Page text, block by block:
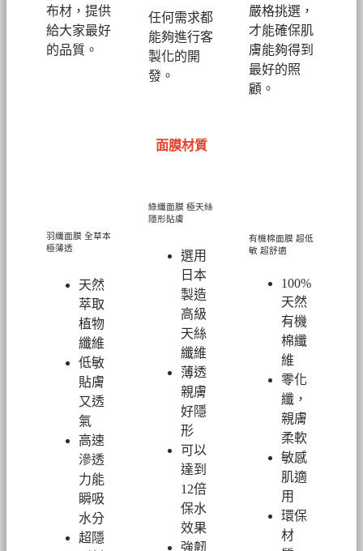
布材，提供
給大家最好
的品質。
任何需求都
能夠進行客
製化的開
發。
嚴格挑選，
才能確保肌
膚能夠得到
最好的照
顧。
面膜材質
羽纖面膜 全草本
極薄透
天然
萃取
植物
纖維
低敏
貼膚
又透
氣
高速
滲透
力能
瞬吸
水分
超隱
綠纖面膜 極天絲
隱形貼膚
選用
日本
製造
高級
天絲
纖維
薄透
親膚
好隱
形
可以
達到
12倍
保水
效果
強韌
有機棉面膜 超低
敏 超舒適
100%
天然
有機
棉纖
維
零化
纖，
親膚
柔軟
敏感
肌適
用
環保
材